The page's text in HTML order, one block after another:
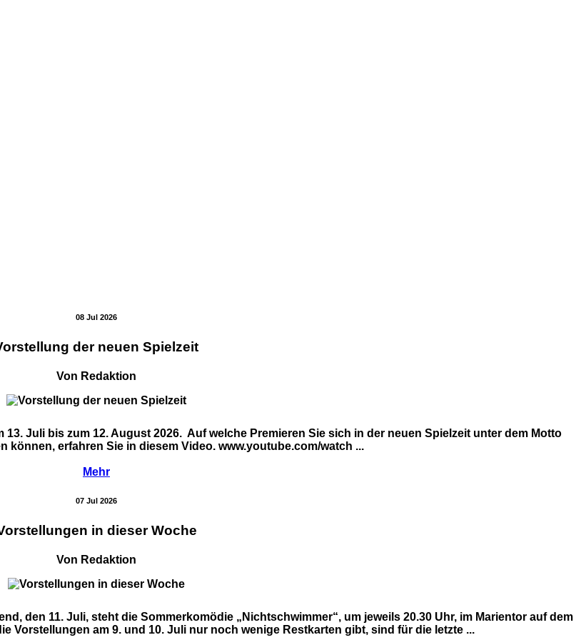
08 Jul 2026
der neuen Spielzeit
Von Redaktion
Juli bis zum 12. August 2026. Auf welche Premieren Sie sich in der neuen Spielzeit unter dem Motto
können, erfahren Sie in diesem Video. www.youtube.com/watch ...
Mehr
07 Jul 2026
in dieser Woche
Von Redaktion
den 11. Juli, steht die Sommerkomödie „Nichtschwimmer“, um jeweils 20.30 Uhr, im Marientor auf dem
Vorstellungen am 9. und 10. Juli nur noch wenige Restkarten gibt, sind für die letzte ...